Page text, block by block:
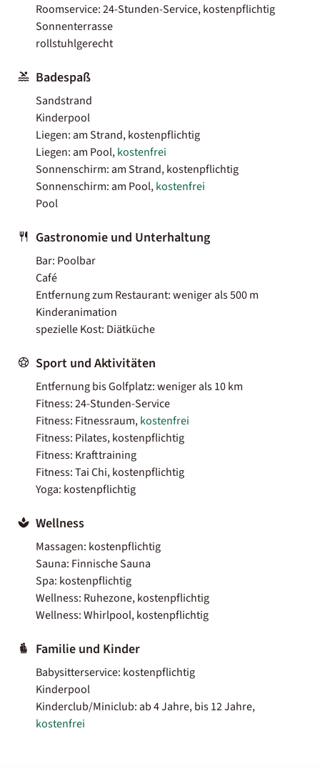
Roomservice: 24-Stunden-Service, kostenpflichtig
Sonnenterrasse
rollstuhlgerecht
Badespaß
Sandstrand
Kinderpool
Liegen: am Strand, kostenpflichtig
Liegen: am Pool,kostenfrei
Sonnenschirm: am Strand, kostenpflichtig
Sonnenschirm: am Pool,kostenfrei
Pool
Gastronomie und Unterhaltung
Bar: Poolbar
Café
Entfernung zum Restaurant: weniger als 500 m
Kinderanimation
spezielle Kost: Diätküche
Sport und Aktivitäten
Entfernung bis Golfplatz: weniger als 10 km
Fitness: 24-Stunden-Service
Fitness: Fitnessraum,kostenfrei
Fitness: Pilates, kostenpflichtig
Fitness: Krafttraining
Fitness: Tai Chi, kostenpflichtig
Yoga: kostenpflichtig
Wellness
Massagen: kostenpflichtig
Sauna: Finnische Sauna
Spa: kostenpflichtig
Wellness: Ruhezone, kostenpflichtig
Wellness: Whirlpool, kostenpflichtig
Familie und Kinder
Babysitterservice: kostenpflichtig
Kinderpool
Kinderclub/Miniclub: ab 4 Jahre, bis 12 Jahre,
kostenfrei